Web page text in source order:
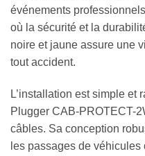
événements
où la sécurité et la
noire et jaune assure une
tout accident.
L’installation est simple et
Plugger CAB-PROTECT-
câbles. Sa conception
les passages de